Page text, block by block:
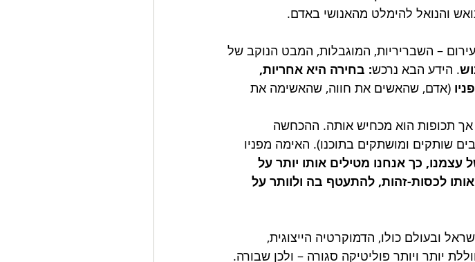
והנואל להימלט מהאנושי באדם.
– השבריריות, המוגבלות, המבט הנוקב של
. הידע הבא נרכש: בחירה היא אחריות,
(אדם, שהאשים את חווה, שהאשימה את
אך תכופות הוא מכחיש אותה. ההכחשה
שותקים ומושתקים בתוכנו). האימה מפניו
כך אנחנו מטילים אותו יותר על
לכסות-זהות, להתעטף בה ולוותר על
ובעולם כולו, הדמוקרטיה הייצוגית,
יותר ויותר פוליטיקה סגורה – ולכן שבורה.